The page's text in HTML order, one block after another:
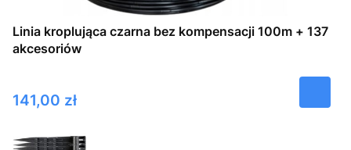
Linia kroplująca czarna bez kompensacji 100m + 137
akcesoriów
Cena
141,00 zł